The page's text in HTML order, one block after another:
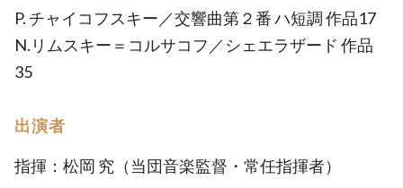
P. チャイコフスキー／交響曲第２番 ハ短調 作品17
N.リムスキー＝コルサコフ／シェエラザード 作品
35
出演者
指揮：松岡 究（当団音楽監督・常任指揮者）